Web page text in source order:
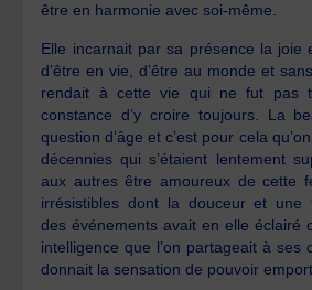
être en harmonie avec soi-même.
Elle incarnait par sa présence la joie
d’être en vie, d’être au monde et
rendait à cette vie qui ne fut pas
constance d’y croire toujours. La
question d’âge et c’est pour cela
décennies qui s’étaient lentement
aux autres être amoureux de cette
irrésistibles dont la douceur et une
des événements avait en elle éclairé
intelligence que l’on partageait à ses
donnait la sensation de pouvoir